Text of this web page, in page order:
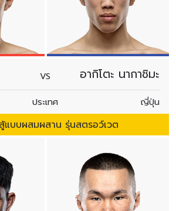
VS อากิโตะ นากาชิมะ
ประเทศ ญี่ปุ่น
แบบผสมผสาน รุ่นสตรอว์เวต